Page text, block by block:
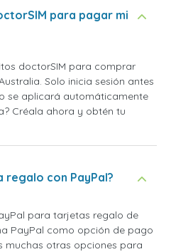
para pagar mi
doctorSIM para comprar
Solo inicia sesión antes
se aplicará automáticamente
Créala ahora y obtén tu
con PayPal?
para tarjetas regalo de
PayPal como opción de pago
muchas otras opciones para